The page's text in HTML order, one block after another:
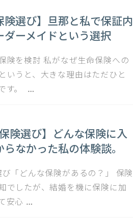
険選び】旦那と私で保証内
ダーメイドという選択
険を検討 私がなぜ生命保険への
いうと、大きな理由はただひと
す。 …
保険選び】どんな保険に入
なかった私の体験談。
「どんな保険があるの？」 保険
でしたが、結婚を機に保険に加
安心 …